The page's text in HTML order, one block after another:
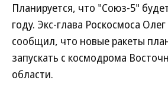
Планируется, что "Союз-5"
году. Экс-глава Роскосмоса
сообщил, что новые ракеты
запускать с космодрома
области.